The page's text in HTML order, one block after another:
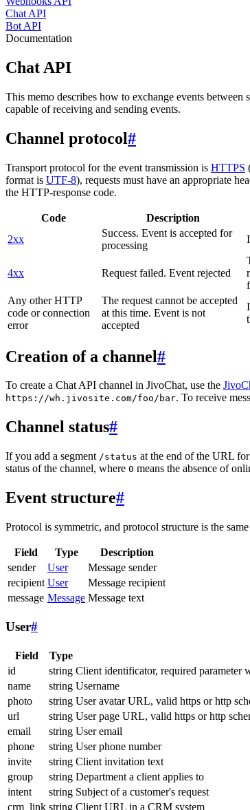
Chat API
Bot API
Documentation
Chat API
This memo describes how to exchange events
capable of receiving and sending events.
Channel protocol#
Transport protocol for the event transmission is HTTPS
format is UTF-8), requests must have an appropriate
the HTTP-response code.
Code Description
2xx
Success. Event is accepted for
processing
4xx Request failed. Event rejected
Any other HTTP
code or connection
error
The request cannot be accepted
at this time. Event is not
accepted
Creation of a channel#
To create a Chat API channel in JivoChat, use the
https://wh.jivosite.com/foo/bar. To receive
Channel status#
If you add a segment /status at the end of the URL
status of the channel, where 0 means the absence of
Event structure#
Protocol is symmetric, and protocol structure is the
Field Type
Description
sender
User
Message sender
recipient User
Message recipient
message Message Message text
User#
Field Type
id
string Client identificator, required parameter
name
string Username
photo
string User avatar URL, valid https or http
url
string User page URL, valid https or http
email
string User email
phone
string User phone number
invite
string Client invitation text
group
string Department a client applies to
intent
string Subject of a customer's request
crm_link string Client URL in a CRM system